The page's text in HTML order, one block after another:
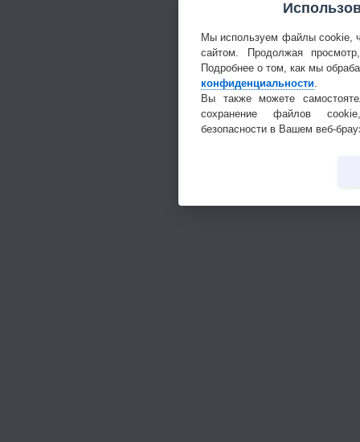
Мы используем файлы cookie,
сайтом. Продолжая
Подробнее о том, как мы
конфиденциальности.
Вы также можете
сохранение файлов
безопасности в Вашем веб-